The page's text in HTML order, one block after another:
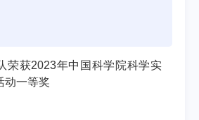
荣获2023年中国科学院科学实
动一等奖